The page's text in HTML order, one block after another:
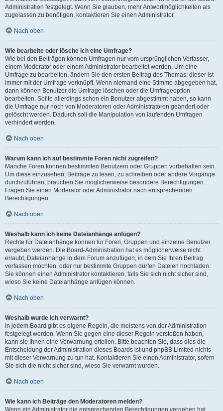
Administration festgelegt. Wenn Sie glauben, mehr Antwortmöglichkeiten als
zugelassen zu benötigen, kontaktieren Sie einen Administrator.
Nach oben
Wie bearbeite oder lösche ich eine Umfrage?
Wie bei den Beiträgen können Umfragen nur vom ursprünglichen Verfasser,
einem Moderator oder einem Administrator bearbeitet werden. Um eine
Umfrage zu bearbeiten, ändern Sie den ersten Beitrag des Themas; dieser ist
immer mit der Umfrage verknüpft. Wenn niemand eine Stimme abgegeben hat,
dann können Benutzer die Umfrage löschen oder die Umfrageoption
bearbeiten. Sollte allerdings schon ein Benutzer abgestimmt haben, so kann
die Umfrage nur noch von Moderatoren oder Administratoren geändert oder
gelöscht werden. Dadurch soll die Manipulation von laufenden Umfragen
verhindert werden.
Nach oben
Warum kann ich auf bestimmte Foren nicht zugreifen?
Manche Foren können bestimmten Benutzern oder Gruppen vorbehalten sein.
Um diese einzusehen, Beiträge zu lesen, zu schreiben oder andere Vorgänge
durchzuführen, brauchen Sie möglicherweise besondere Berechtigungen.
Fragen Sie einen Moderator oder Administrator nach entsprechenden
Berechtigungen.
Nach oben
Weshalb kann ich keine Dateianhänge anfügen?
Rechte für Dateianhänge können für Foren, Gruppen und einzelne Benutzer
vergeben werden. Die Board-Administration hat es möglicherweise nicht
erlaubt, Dateianhänge in dem Forum anzufügen, in dem Sie Ihren Beitrag
verfassen möchten, oder nur bestimmte Gruppen dürfen Dateien hochladen.
Sie können einen Administrator kontaktieren, falls Sie sich nicht sicher sind,
wieso Sie keine Dateianhänge anfügen können.
Nach oben
Weshalb wurde ich verwarnt?
In jedem Board gibt es eigene Regeln, die meistens von der Administration
festgelegt werden. Wenn Sie gegen eine dieser Regeln verstoßen haben,
kann sie Ihnen eine Verwarnung erteilen. Bitte beachten Sie, dass dies die
Entscheidung der Administration dieses Boards ist und phpBB Limited nichts
mit dieser Verwarnung zu tun hat. Kontaktieren Sie einen Administrator, sofern
Sie sich die nicht sicher sind, wieso Sie verwarnt wurden.
Nach oben
Wie kann ich Beiträge den Moderatoren melden?
Wenn ein Administrator die entsprechenden Berechtigungen vergeben hat,